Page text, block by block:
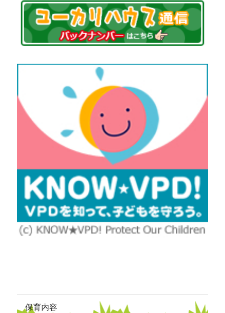
保育内容